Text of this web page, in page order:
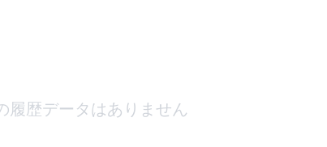
履歴データはありません